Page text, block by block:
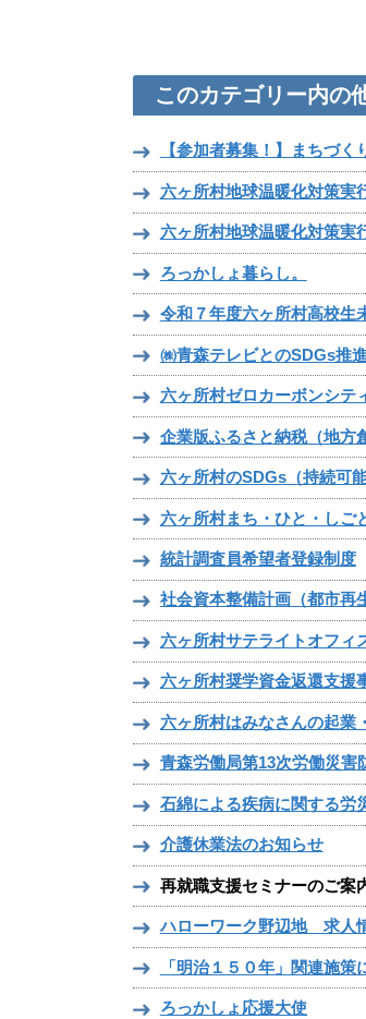
このカテゴリー内の
【参加者募集！】まちづ
六ヶ所村地球温暖化対策実
六ヶ所村地球温暖化対策実
ろっかしょ暮らし。
令和７年度六ヶ所村高校生
㈱青森テレビとのSDGs推
六ヶ所村ゼロカーボンシテ
企業版ふるさと納税（地方
六ヶ所村のSDGs（持続可
六ヶ所村まち・ひと・しご
統計調査員希望者登録制度
社会資本整備計画（都市再
六ヶ所村サテライトオフィ
六ヶ所村奨学資金返還支援
六ヶ所村はみなさんの起業
青森労働局第13次労働災害
石綿による疾病に関する労
介護休業法のお知らせ
再就職支援セミナーのご案
ハローワーク野辺地 求人
「明治１５０年」関連施策
ろっかしょ応援大使